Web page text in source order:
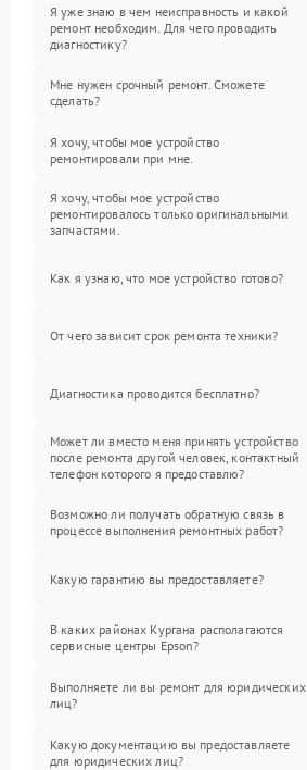
Я уже знаю в чем неисправность и какой
ремонт необходим. Для чего проводить
диагностику?
Мне нужен срочный ремонт. Сможете
сделать?
Я хочу, чтобы мое устройство
ремонтировали при мне.
Я хочу, чтобы мое устройство
ремонтировалось только оригинальными
запчастями.
Как я узнаю, что мое устройство готово?
От чего зависит срок ремонта техники?
Диагностика проводится бесплатно?
Может ли вместо меня принять устройство
после ремонта другой человек, контактный
телефон которого я предоставлю?
Возможно ли получать обратную связь в
процессе выполнения ремонтных работ?
Какую гарантию вы предоставляете?
В каких районах Кургана располагаются
сервисные центры Epson?
Выполняете ли вы ремонт для юридических
лиц?
Какую документацию вы предоставляете
для юридических лиц?